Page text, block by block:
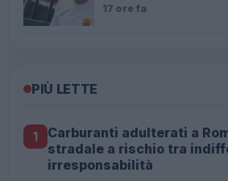
17 ore fa
PIÙ LETTE
1
Carburanti adulterati a
stradale a rischio tra
irresponsabilità